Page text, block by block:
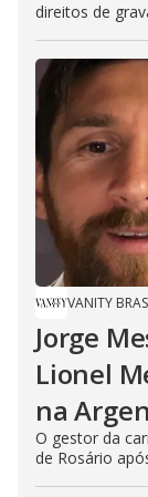
direitos de
VANITY
Jorge
Lionel
na
O gestor da
de Rosário